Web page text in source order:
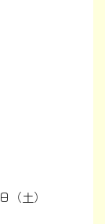
（土）